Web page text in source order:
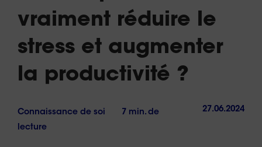
vraiment réduire le
stress et augmenter
la productivité ?
Connaissance de soi
7 min. de
lecture
27.06.2024